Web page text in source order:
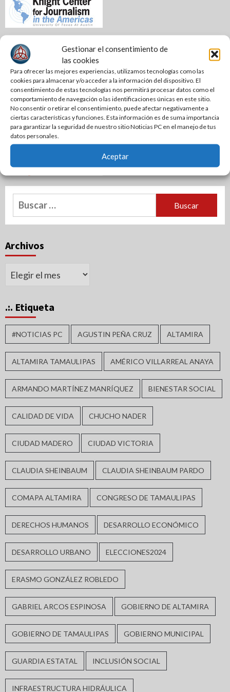
Gestionar el consentimiento de
las cookies
Para ofrecer las mejores experiencias, utilizamos tecnologías como las
cookies para almacenar y/o acceder a la información del dispositivo. El
consentimiento de estas tecnologías nos permitirá procesar datos como el
comportamiento de navegación o las identificaciones únicas en este sitio.
No consentir o retirar el consentimiento, puede afectar negativamente a
ciertas características y funciones. Esta información es de suma importancia
para garantizar la seguridad de nuestro sitio Noticias PC en el manejo de tus
datos personales.
Aceptar
Buscar:
Archivos
Archivos
.:. Etiqueta
#NOTICIAS PC AGUSTIN PEÑA CRUZ ALTAMIRA
ALTAMIRA TAMAULIPAS AMÉRICO VILLARREAL ANAYA
ARMANDO MARTÍNEZ MANRÍQUEZ BIENESTAR SOCIAL
CALIDAD DE VIDA CHUCHO NADER
CIUDAD MADERO CIUDAD VICTORIA
CLAUDIA SHEINBAUM CLAUDIA SHEINBAUM PARDO
COMAPA ALTAMIRA CONGRESO DE TAMAULIPAS
DERECHOS HUMANOS DESARROLLO ECONÓMICO
DESARROLLO URBANO ELECCIONES2024
ERASMO GONZÁLEZ ROBLEDO
GABRIEL ARCOS ESPINOSA GOBIERNO DE ALTAMIRA
GOBIERNO DE TAMAULIPAS GOBIERNO MUNICIPAL
GUARDIA ESTATAL INCLUSIÓN SOCIAL
INFRAESTRUCTURA HIDRÁULICA